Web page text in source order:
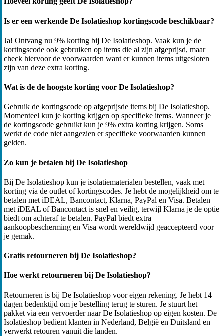
Is er een werkende De Isolatieshop kortingscode beschikbaar?
Ja! Ontvang nu 9% korting bij De Isolatieshop. Vaak kun je de
kortingscode ook gebruiken op items die al zijn afgeprijsd, maar
check hiervoor de voorwaarden want er kunnen items uitgesloten
zijn van deze extra korting.
Wat is de de hoogste korting voor De Isolatieshop?
Gebruik de kortingscode op afgeprijsde items bij De Isolatieshop.
Momenteel kun je korting krijgen op specifieke items. Wanneer je
de kortingscode gebruikt kun je 9% extra korting krijgen. Soms
werkt de code niet aangezien er specifieke voorwaarden kunnen
gelden.
Zo kun je betalen bij De Isolatieshop
Bij De Isolatieshop kun je isolatiematerialen bestellen, vaak met
korting via de outlet of kortingscodes. Je hebt de mogelijkheid om te
betalen met iDEAL, Bancontact, Klarna, PayPal en Visa. Betalen
met iDEAL of Bancontact is snel en veilig, terwijl Klarna je de optie
biedt om achteraf te betalen. PayPal biedt extra
aankoopbescherming en Visa wordt wereldwijd geaccepteerd voor
je gemak.
Gratis retourneren bij De Isolatieshop?
Hoe werkt retourneren bij De Isolatieshop?
Retourneren is bij De Isolatieshop voor eigen rekening. Je hebt 14
dagen bedenktijd om je bestelling terug te sturen. Je stuurt het
pakket via een vervoerder naar De Isolatieshop op eigen kosten. De
Isolatieshop bedient klanten in Nederland, België en Duitsland en
verwerkt retouren vanuit die landen.